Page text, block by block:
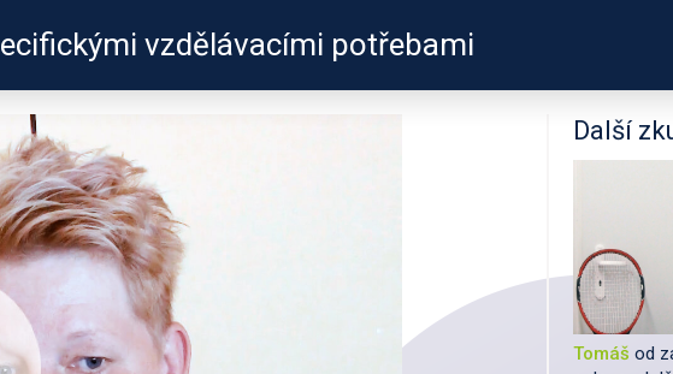
ZKUŠENOSTI PROFILY ÚČASTNÍKŮ UŽITEČNÉ ODKAZY
vzdělávacími potřebami
Další
Tomáš od